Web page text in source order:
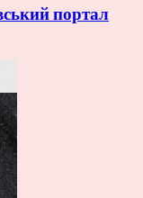
портал